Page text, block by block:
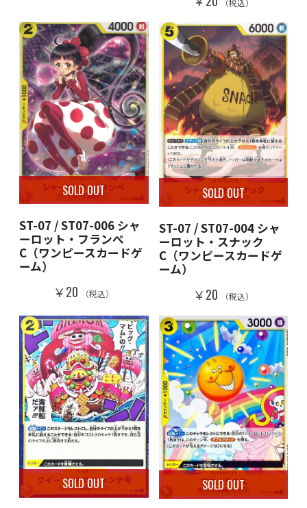
（税込）
SOLD OUT
ST-07 / ST07-006 シャ
ーロット・フランぺ
C（ワンピースカードゲ
ーム）
￥20 （税込）
SOLD OUT
ST-07 / ST07-004 シャ
ーロット・スナック
C（ワンピースカードゲ
ーム）
￥20 （税込）
SOLD OUT SOLD OUT